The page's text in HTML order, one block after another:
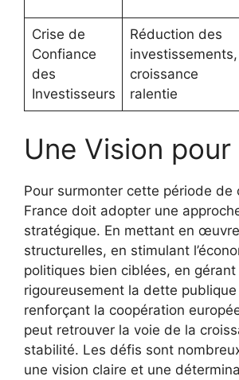
Crise de
Confiance
des
Investisseurs
Réduction des
investissements,
croissance
ralentie
Une Vision pour
Pour surmonter cette période de
France doit adopter une
stratégique. En mettant en
structurelles, en stimulant
politiques bien ciblées, en gérant
rigoureusement la dette
renforçant la coopération
peut retrouver la voie de la
stabilité. Les défis sont
une vision claire et une